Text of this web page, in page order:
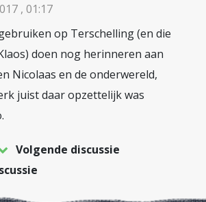
, 01:17
op Terschelling (en die
doen nog herinneren aan
Nicolaas en de onderwereld,
juist daar opzettelijk was
Volgende discussie